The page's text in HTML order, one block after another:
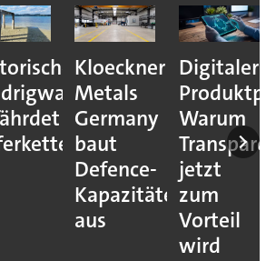
Kloeckner
Metals
Germany
baut
Defence-
Kapazitäten
aus
Digitaler
Warum
jetzt
zum
Vorteil
wird